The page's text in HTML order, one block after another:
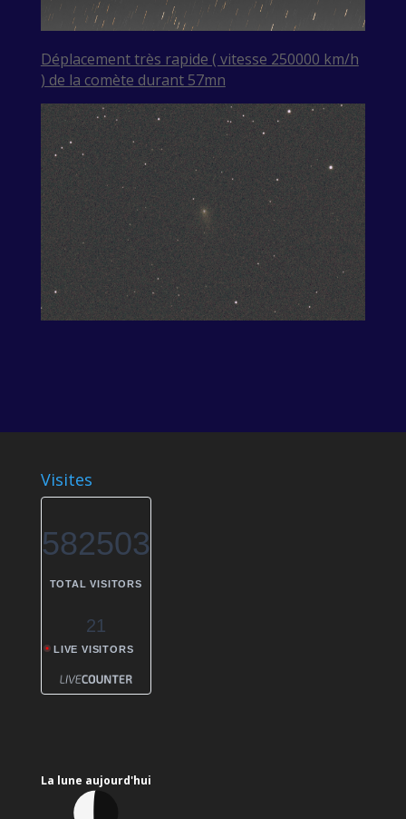
Déplacement très rapide ( vitesse 250000 km/h
) de la comète durant 57mn
Visites
582503
TOTAL VISITORS
21
LIVE VISITORS
La lune aujourd'hui